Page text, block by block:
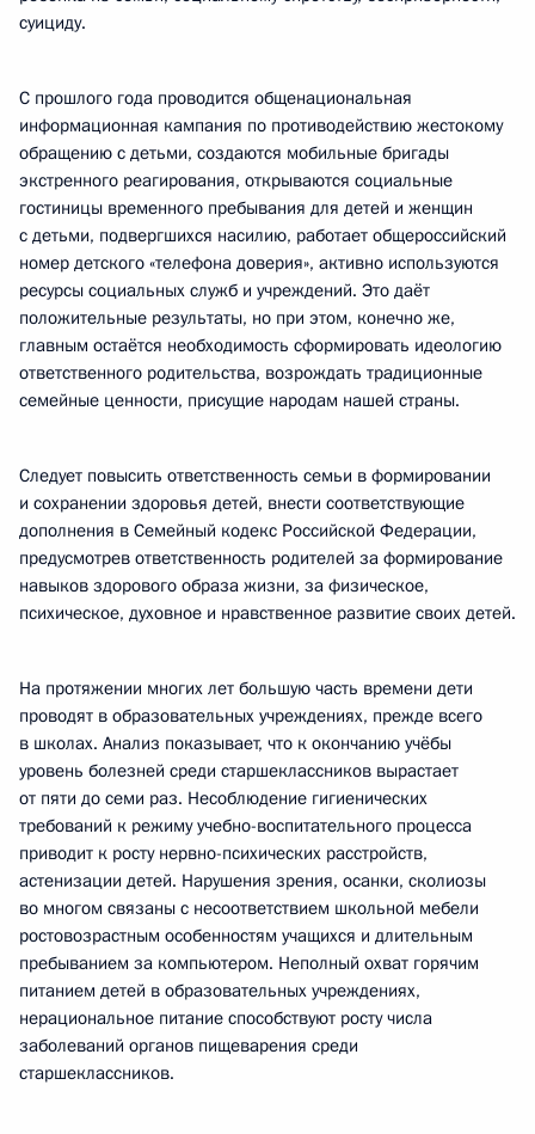
суициду.
С прошлого года проводится общенациональная
информационная кампания по противодействию жестокому
обращению с детьми, создаются мобильные бригады
экстренного реагирования, открываются социальные
гостиницы временного пребывания для детей и женщин
с детьми, подвергшихся насилию, работает общероссийский
номер детского «телефона доверия», активно используются
ресурсы социальных служб и учреждений. Это даёт
положительные результаты, но при этом, конечно же,
главным остаётся необходимость сформировать идеологию
ответственного родительства, возрождать традиционные
семейные ценности, присущие народам нашей страны.
Следует повысить ответственность семьи в формировании
и сохранении здоровья детей, внести соответствующие
дополнения в Семейный кодекс Российской Федерации,
предусмотрев ответственность родителей за формирование
навыков здорового образа жизни, за физическое,
психическое, духовное и нравственное развитие своих детей.
На протяжении многих лет большую часть времени дети
проводят в образовательных учреждениях, прежде всего
в школах. Анализ показывает, что к окончанию учёбы
уровень болезней среди старшеклассников вырастает
от пяти до семи раз. Несоблюдение гигиенических
требований к режиму учебно-воспитательного процесса
приводит к росту нервно-психических расстройств,
астенизации детей. Нарушения зрения, осанки, сколиозы
во многом связаны с несоответствием школьной мебели
ростовозрастным особенностям учащихся и длительным
пребыванием за компьютером. Неполный охват горячим
питанием детей в образовательных учреждениях,
нерациональное питание способствуют росту числа
заболеваний органов пищеварения среди
старшеклассников.